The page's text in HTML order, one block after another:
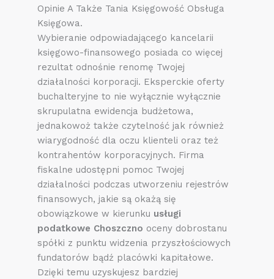
Opinie A Także Tania Księgowość Obsługa
Księgowa.
Wybieranie odpowiadającego kancelarii
księgowo-finansowego posiada co więcej
rezultat odnośnie renomę Twojej
działalności korporacji. Eksperckie oferty
buchalteryjne to nie wyłącznie wyłącznie
skrupulatna ewidencja budżetowa,
jednakowoż także czytelność jak również
wiarygodność dla oczu klienteli oraz też
kontrahentów korporacyjnych. Firma
fiskalne udostępni pomoc Twojej
działalności podczas utworzeniu rejestrów
finansowych, jakie są okażą się
obowiązkowe w kierunku usługi
podatkowe Choszczno oceny dobrostanu
spółki z punktu widzenia przyszłościowych
fundatorów bądź placówki kapitałowe.
Dzięki temu uzyskujesz bardziej